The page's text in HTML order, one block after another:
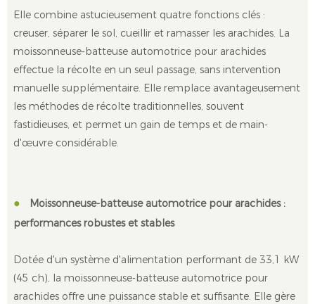
Elle combine astucieusement quatre fonctions clés :
creuser, séparer le sol, cueillir et ramasser les arachides. La
moissonneuse-batteuse automotrice pour arachides
effectue la récolte en un seul passage, sans intervention
manuelle supplémentaire. Elle remplace avantageusement
les méthodes de récolte traditionnelles, souvent
fastidieuses, et permet un gain de temps et de main-
d'œuvre considérable.
●
Moissonneuse-batteuse automotrice pour arachides :
performances robustes et stables
Dotée d'un système d'alimentation performant de 33,1 kW
(45 ch), la moissonneuse-batteuse automotrice pour
arachides offre une puissance stable et suffisante. Elle gère